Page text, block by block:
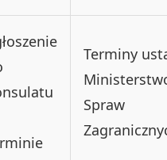
Terminy
Spraw